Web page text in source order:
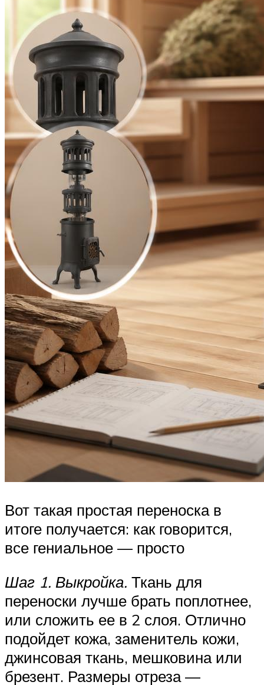
Вот такая простая переноска в
итоге получается: как говорится,
все гениальное — просто
Шаг 1. Выкройка. Ткань для
переноски лучше брать поплотнее,
или сложить ее в 2 слоя. Отлично
подойдет кожа, заменитель кожи,
джинсовая ткань, мешковина или
брезент. Размеры отреза —